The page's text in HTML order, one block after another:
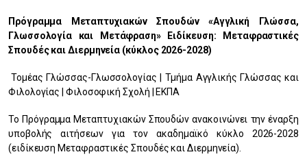
Πρόγραμμα Μεταπτυχιακών Σπουδών «Αγγλική Γλώσσα,
Γλωσσολογία και Μετάφραση» Ειδίκευση: Μεταφραστικές
Σπουδές και Διερμηνεία (κύκλος 2026-2028)
Τομέας Γλώσσας-Γλωσσολογίας | Τμήμα Αγγλικής Γλώσσας και
Φιλολογίας | Φιλοσοφική Σχολή | ΕΚΠΑ
Το Πρόγραμμα Μεταπτυχιακών Σπουδών ανακοινώνει την έναρξη
υποβολής αιτήσεων για τον ακαδημαϊκό κύκλο 2026-2028
(ειδίκευση Μεταφραστικές Σπουδές και Διερμηνεία).